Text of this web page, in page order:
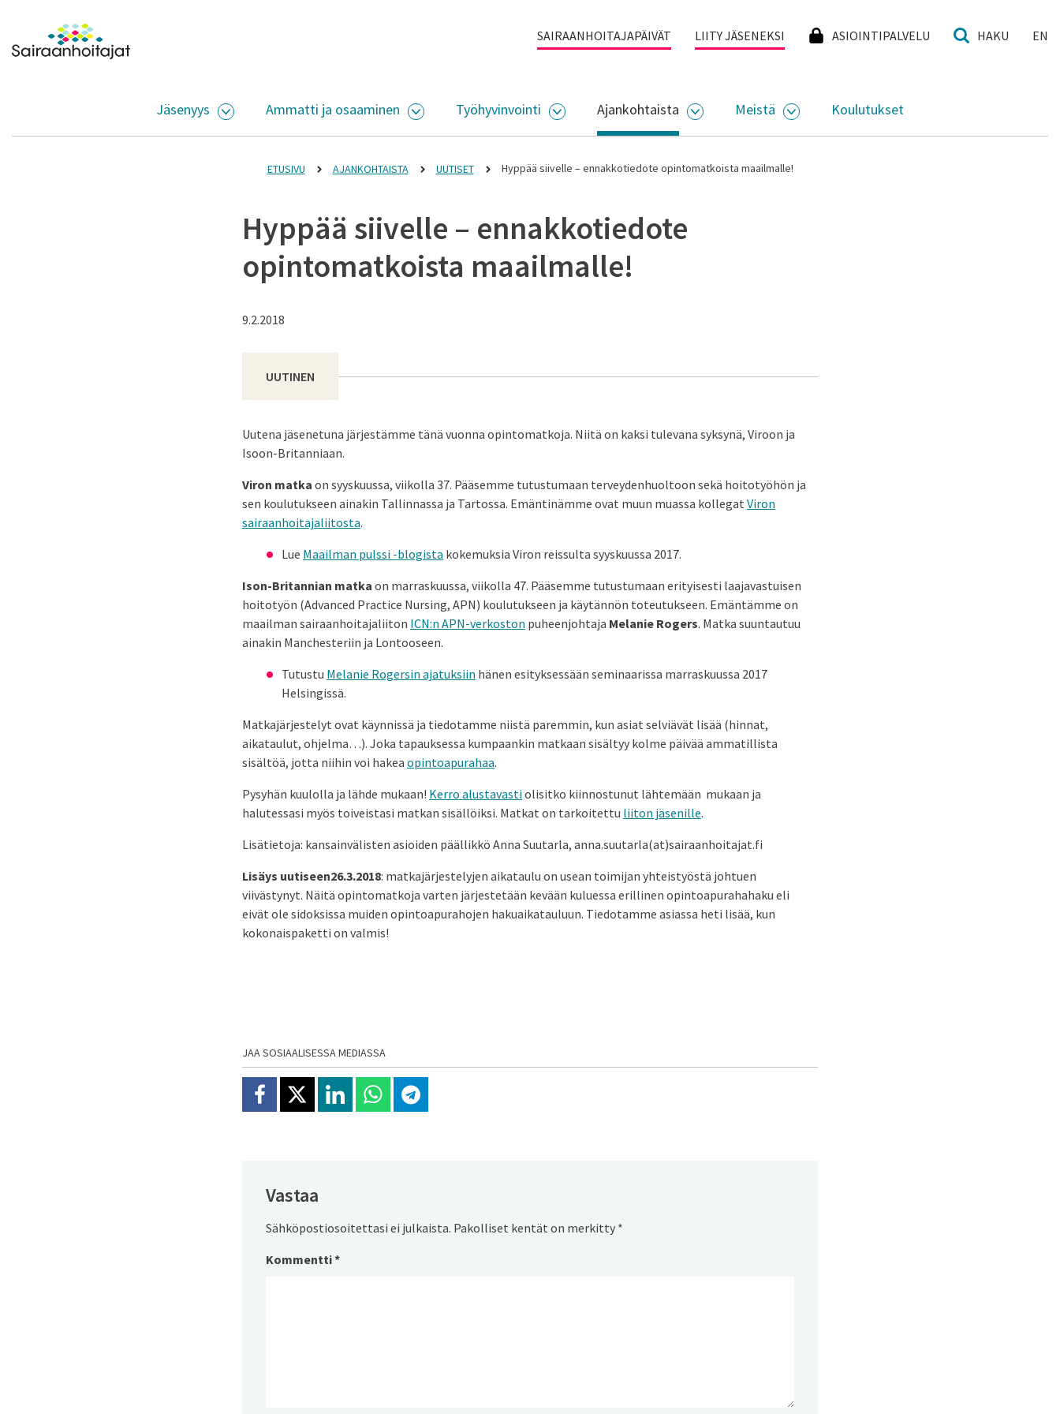
Siirry sisältöön
Etusivulle SAIRAANHOITAJAPÄIVÄT LIITY JÄSENEKSI ASIOINTIPALVELU HAKU EN
Jäsenyys
AVAA ALASIVUJEN VALIKKO
Ammatti ja osaaminen
AVAA ALASIVUJEN VALIKKO
Työhyvinvointi
AVAA ALASIVUJEN VALIKKO
Ajankohtaista
AVAA ALASIVUJEN VALIKKO
Meistä
AVAA ALASIVUJEN VALIKKO
Koulutukset
ETUSIVU AJANKOHTAISTA UUTISET Hyppää siivelle – ennakkotiedote opintomatkoista maailmalle!
Hyppää siivelle – ennakkotiedote
opintomatkoista maailmalle!
9.2.2018
UUTINEN
Uutena jäsenetuna järjestämme tänä vuonna opintomatkoja. Niitä on kaksi tulevana syksynä, Viroon ja
Isoon-Britanniaan.
Viron matka on syyskuussa, viikolla 37. Pääsemme tutustumaan terveydenhuoltoon sekä hoitotyöhön ja
sen koulutukseen ainakin Tallinnassa ja Tartossa. Emäntinämme ovat muun muassa kollegat Viron
sairaanhoitajaliitosta.
Lue Maailman pulssi -blogista kokemuksia Viron reissulta syyskuussa 2017.
Ison-Britannian matka on marraskuussa, viikolla 47. Pääsemme tutustumaan erityisesti laajavastuisen
hoitotyön (Advanced Practice Nursing, APN) koulutukseen ja käytännön toteutukseen. Emäntämme on
maailman sairaanhoitajaliiton ICN:n APN-verkoston puheenjohtaja Melanie Rogers. Matka suuntautuu
ainakin Manchesteriin ja Lontooseen.
Tutustu Melanie Rogersin ajatuksiin hänen esityksessään seminaarissa marraskuussa 2017
Helsingissä.
Matkajärjestelyt ovat käynnissä ja tiedotamme niistä paremmin, kun asiat selviävät lisää (hinnat,
aikataulut, ohjelma…). Joka tapauksessa kumpaankin matkaan sisältyy kolme päivää ammatillista
sisältöä, jotta niihin voi hakea opintoapurahaa.
Pysyhän kuulolla ja lähde mukaan! Kerro alustavastiolisitko kiinnostunut lähtemään mukaan ja
halutessasi myös toiveistasi matkan sisällöiksi. Matkat on tarkoitettu liiton jäsenille.
Lisätietoja: kansainvälisten asioiden päällikkö Anna Suutarla, anna.suutarla(at)sairaanhoitajat.fi
Lisäys uutiseen26.3.2018: matkajärjestelyjen aikataulu on usean toimijan yhteistyöstä johtuen
viivästynyt. Näitä opintomatkoja varten järjestetään kevään kuluessa erillinen opintoapurahahaku eli
eivät ole sidoksissa muiden opintoapurahojen hakuaikatauluun. Tiedotamme asiassa heti lisää, kun
kokonaispaketti on valmis!
JAA SOSIAALISESSA MEDIASSA
Jaa Facebookissa
Jaa X:ssäJaa Linkedinissä
Jaa Whatsappissa
Jaa Telegramissa
Vastaa
Sähköpostiosoitettasi ei julkaista. Pakolliset kentät on merkitty *
Kommentti*